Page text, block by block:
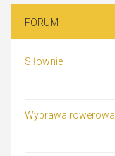
FORUM
Siłownie
Wyprawa rowerowa